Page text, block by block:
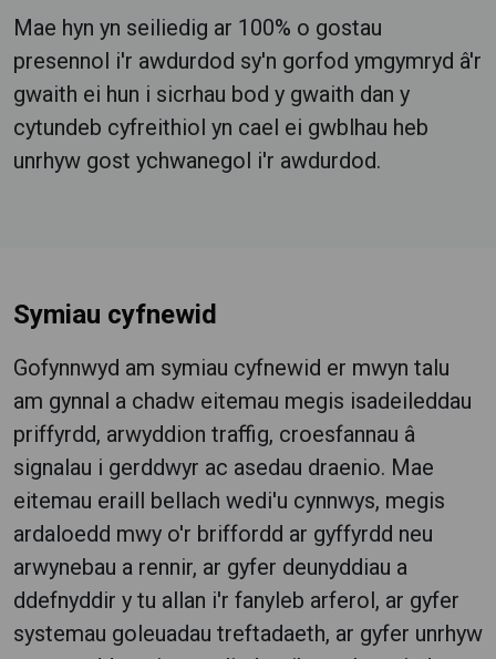
Mae hyn yn seiliedig ar 100% o gostau
presennol i'r awdurdod sy'n gorfod ymgymryd â'r
gwaith ei hun i sicrhau bod y gwaith dan y
cytundeb cyfreithiol yn cael ei gwblhau heb
unrhyw gost ychwanegol i'r awdurdod.
Symiau cyfnewid
Gofynnwyd am symiau cyfnewid er mwyn talu
am gynnal a chadw eitemau megis isadeileddau
priffyrdd, arwyddion traffig, croesfannau â
signalau i gerddwyr ac asedau draenio. Mae
eitemau eraill bellach wedi'u cynnwys, megis
ardaloedd mwy o'r briffordd ar gyffyrdd neu
arwynebau a rennir, ar gyfer deunyddiau a
ddefnyddir y tu allan i'r fanyleb arferol, ar gyfer
systemau goleuadau treftadaeth, ar gyfer unrhyw